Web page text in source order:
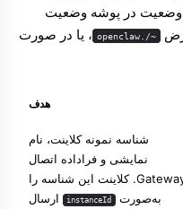
وضعیت در پوشه وضعیت
~/.openclaw
، یا در صورت
هدف
شناسه نمونه کلاینت، نام
نمایشی و فراداده اتصال
Gateway. کلاینت این شناسه را
به‌صورت instanceId
ارسال